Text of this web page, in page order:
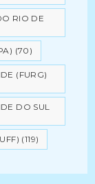
RIO DE
(70)
(FURG)
DO SUL
(119)